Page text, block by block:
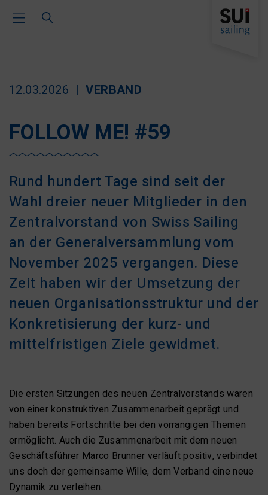
Toggle Main Navigation
12.03.2026 VERBAND
FOLLOW ME! #59
Rund hundert Tage sind seit der
Wahl dreier neuer Mitglieder in den
Zentralvorstand von Swiss Sailing
an der Generalversammlung vom
November 2025 vergangen. Diese
Zeit haben wir der Umsetzung der
neuen Organisationsstruktur und der
Konkretisierung der kurz- und
mittelfristigen Ziele gewidmet.
Die ersten Sitzungen des neuen Zentralvorstands waren
von einer konstruktiven Zusammenarbeit geprägt und
haben bereits Fortschritte bei den vorrangigen Themen
ermöglicht. Auch die Zusammenarbeit mit dem neuen
Geschäftsführer Marco Brunner verläuft positiv, verbindet
uns doch der gemeinsame Wille, dem Verband eine neue
Dynamik zu verleihen.